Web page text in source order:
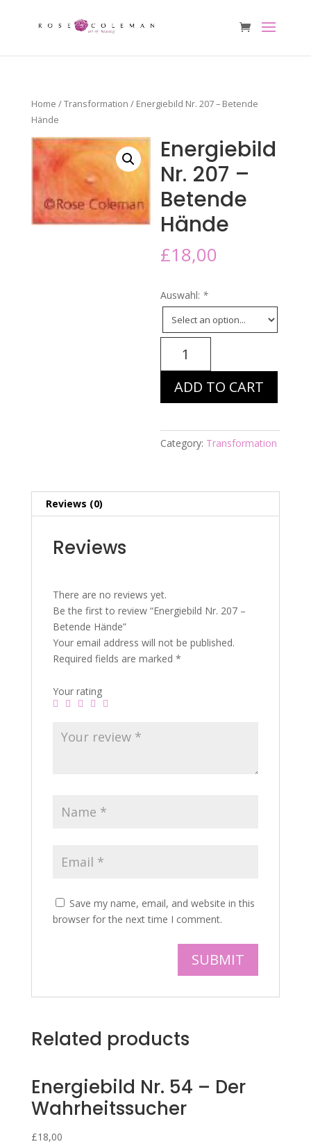
Home /Transformation / Energiebild Nr. 207 – Betende
Hände
Energiebild
Nr. 207 –
Betende
Hände
£18,00
Auswahl: *
quantity
ADD TO CART
Category: Transformation
Reviews (0)
Reviews
There are no reviews yet.
Be the first to review “Energiebild Nr. 207 –
Betende Hände”
Your email address will not be published.
Required fields are marked *
Your rating
Save my name, email, and website in this
browser for the next time I comment.
Related products
Energiebild Nr. 54 – Der
Wahrheitssucher
£18,00